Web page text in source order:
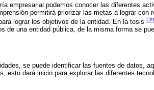
empresarial podemos conocer las diferentes
permitirá priorizar las metas a lograr con
lograr los objetivos de la entidad. En la tesis
de una entidad pública, de la misma forma se
se puede identificar las fuentes de datos,
esto dará inicio para explorar las diferentes